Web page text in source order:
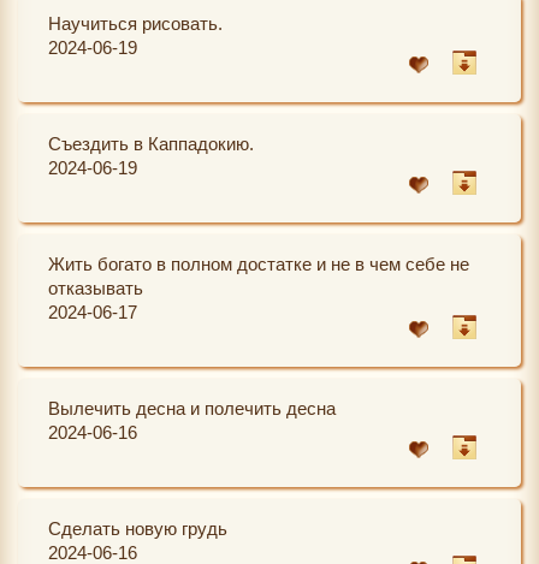
Научиться рисовать.
2024-06-19
Съездить в Каппадокию.
2024-06-19
Жить богато в полном достатке и не в чем себе не
отказывать
2024-06-17
Вылечить десна и полечить десна
2024-06-16
Сделать новую грудь
2024-06-16